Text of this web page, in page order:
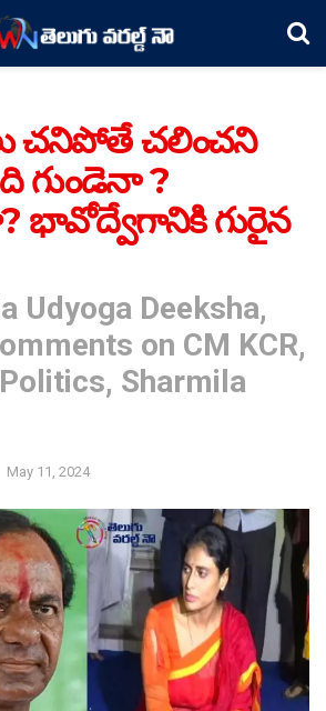
చనిపోతే చలించని
గుండెనా ?
గురైన
Udyoga Deeksha,
on CM KCR,
Sharmila
May 11, 2024